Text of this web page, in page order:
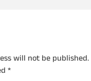
will not be published.
*